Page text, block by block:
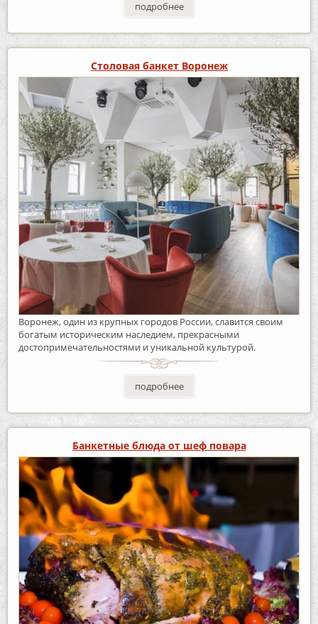
подробнее
Столовая банкет Воронеж
Воронеж, один из крупных городов России, славится своим
богатым историческим наследием, прекрасными
достопримечательностями и уникальной культурой.
подробнее
Банкетные блюда от шеф повара